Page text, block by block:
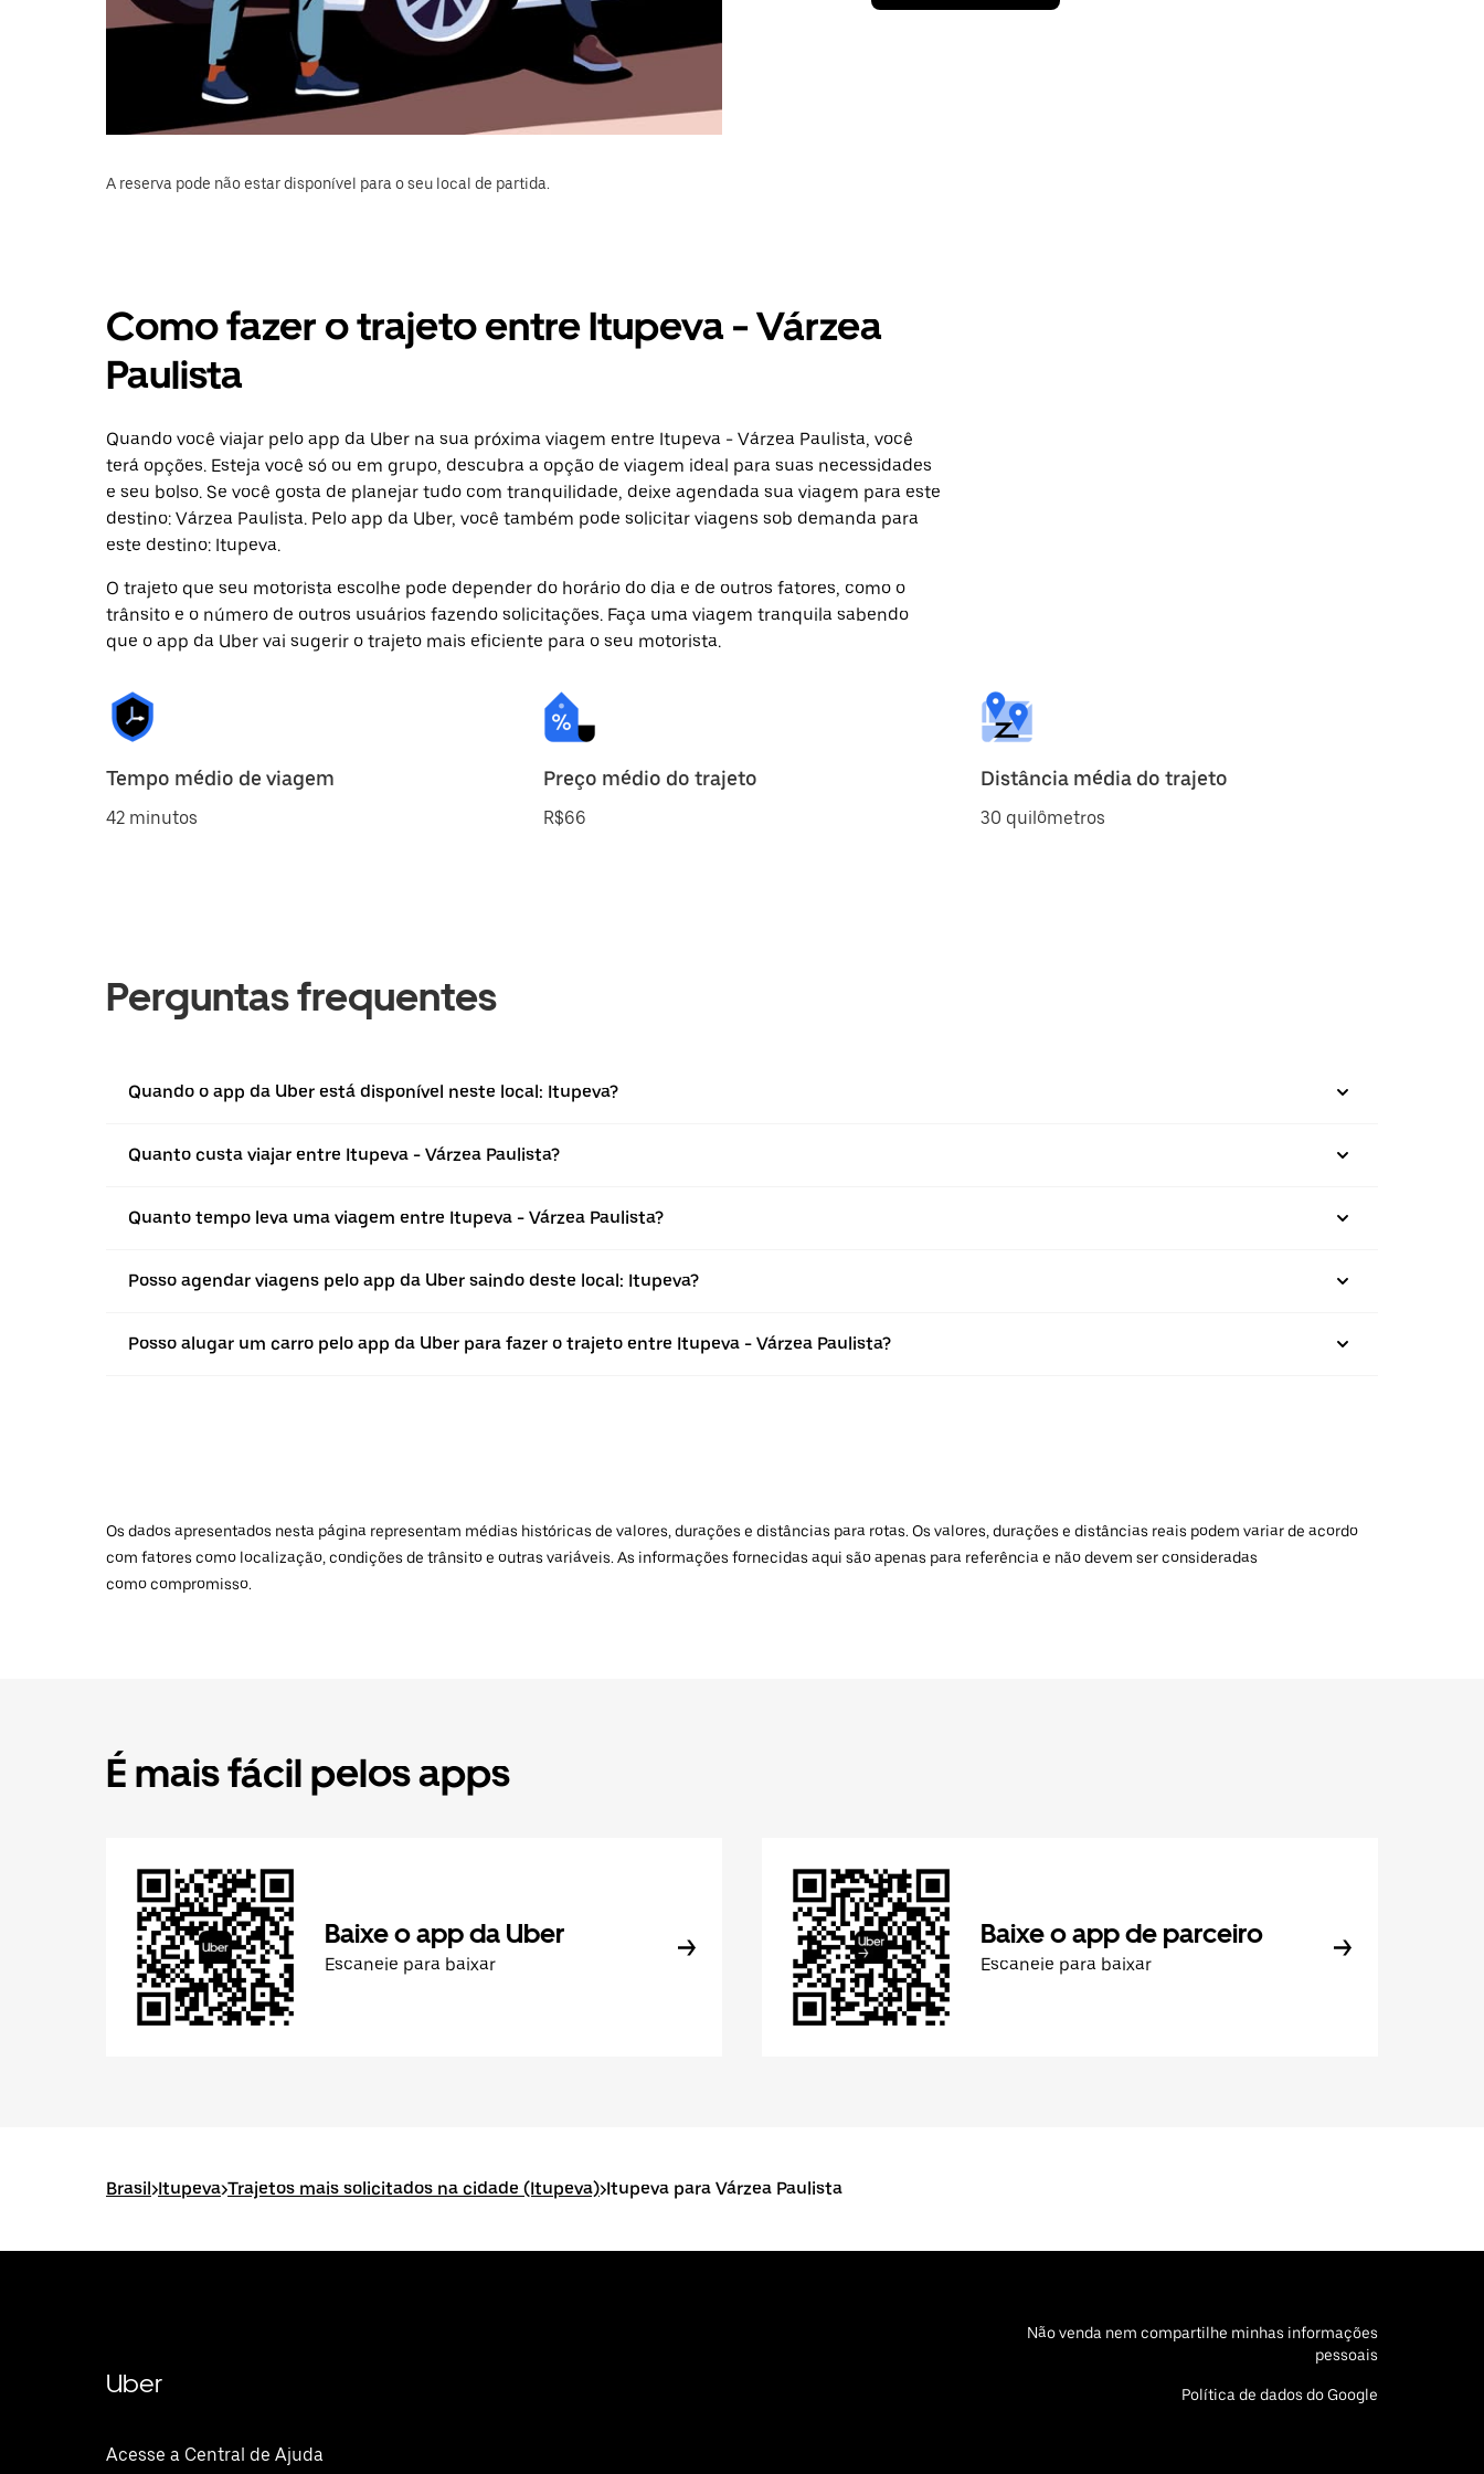
A reserva pode não estar disponível para o seu local de partida.
Como fazer o trajeto entre Itupeva - Várzea
Paulista
Quando você viajar pelo app da Uber na sua próxima viagem entre Itupeva - Várzea Paulista, você
terá opções. Esteja você só ou em grupo, descubra a opção de viagem ideal para suas necessidades
e seu bolso. Se você gosta de planejar tudo com tranquilidade, deixe agendada sua viagem para este
destino: Várzea Paulista. Pelo app da Uber, você também pode solicitar viagens sob demanda para
este destino: Itupeva.
O trajeto que seu motorista escolhe pode depender do horário do dia e de outros fatores, como o
trânsito e o número de outros usuários fazendo solicitações. Faça uma viagem tranquila sabendo
que o app da Uber vai sugerir o trajeto mais eficiente para o seu motorista.
Tempo médio de viagem
42 minutos
Preço médio do trajeto
R$66
Distância média do trajeto
30 quilômetros
Perguntas frequentes
Quando o app da Uber está disponível neste local: Itupeva?
Quanto custa viajar entre Itupeva - Várzea Paulista?
Quanto tempo leva uma viagem entre Itupeva - Várzea Paulista?
Posso agendar viagens pelo app da Uber saindo deste local: Itupeva?
Posso alugar um carro pelo app da Uber para fazer o trajeto entre Itupeva - Várzea Paulista?
Os dados apresentados nesta página representam médias históricas de valores, durações e distâncias para rotas. Os valores, durações e distâncias reais podem variar de acordo
com fatores como localização, condições de trânsito e outras variáveis. As informações fornecidas aqui são apenas para referência e não devem ser consideradas
como compromisso.
É mais fácil pelos apps
Baixe o app da Uber
Escaneie para baixar
Baixe o app de parceiro
Escaneie para baixar
Brasil>Itupeva>Trajetos mais solicitados na cidade (Itupeva)>Itupeva para Várzea Paulista
Uber
Acesse a Central de Ajuda
Não venda nem compartilhe minhas informações
pessoais
Política de dados do Google